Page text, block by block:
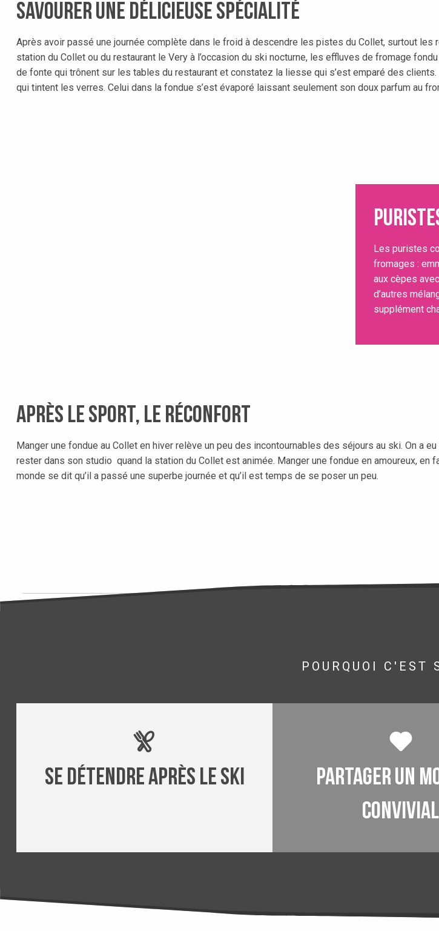
Savourer une délicieuse spécialité
Après avoir passé une journée complète dans le froid à descendre les pistes du Collet, surtout
station du Collet ou du restaurant le Very à l’occasion du ski nocturne, les effluves de fromage
de fonte qui trônent sur les tables du restaurant et constatez la liesse qui s’est emparé des
qui tintent les verres. Celui dans la fondue s’est évaporé laissant seulement son doux parfum au
Les puristes
fromages :
aux cèpes
d’autres
supplément
Après le sport, le réconfort
Manger une fondue au Collet en hiver relève un peu des incontournables des séjours au ski. On a
rester dans son studio quand la station du Collet est animée. Manger une fondue en amoureux,
monde se dit qu’il a passé une superbe journée et qu’il est temps de se poser un peu.
POURQUOI C'EST
Se détendre après le ski
Partager un
convivial